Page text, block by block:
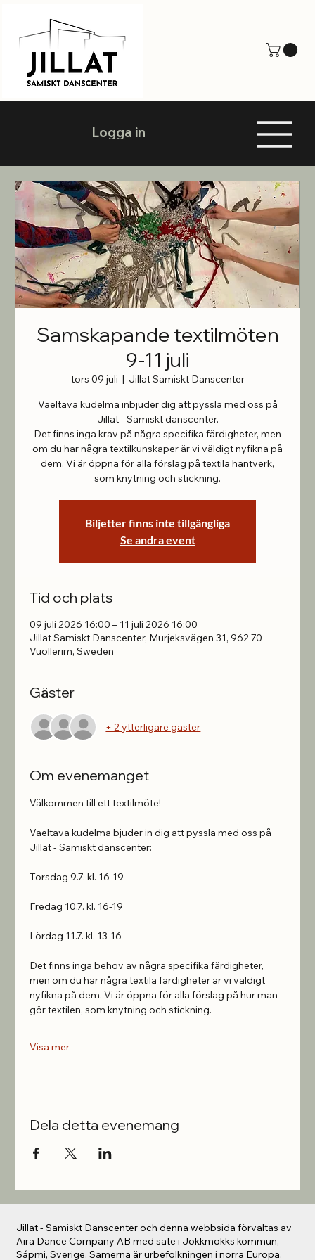
Samskapande textilmöten
9-11 juli
tors 09 juli
  |
Jillat Samiskt Danscenter
Vaeltava kudelma inbjuder dig att pyssla med oss ​​på
Jillat - Samiskt danscenter.
Det finns inga krav på några specifika färdigheter, men
om du har några textilkunskaper är vi väldigt nyfikna på
dem. Vi är öppna för alla förslag på textila hantverk,
som knytning och stickning.
Biljetter finns inte tillgängliga
Se andra event
Tid och plats
09 juli 2026 16:00 – 11 juli 2026 16:00
Jillat Samiskt Danscenter, Murjeksvägen 31, 962 70
Vuollerim, Sweden
Gäster
+ 2 ytterligare gäster
Om evenemanget
Välkommen till ett textilmöte!
Vaeltava kudelma bjuder in dig att pyssla med oss ​​på
Jillat - Samiskt danscenter:
Torsdag 9.7. kl. 16-19
Fredag ​​10.7. kl. 16-19
Lördag 11.7. kl. 13-16
Det finns inga behov av några specifika färdigheter,
men om du har några textila färdigheter är vi väldigt
nyfikna på dem. Vi är öppna för alla förslag på hur man
gör textilen, som knytning och stickning.
Visa mer
Dela detta evenemang
Logga in
Jillat - Samiskt Danscenter och denna webbsida förvaltas av
Aira Dance Company AB med säte i Jokkmokks kommun,
Sápmi, Sverige. Samerna är urbefolkningen i norra Europa.